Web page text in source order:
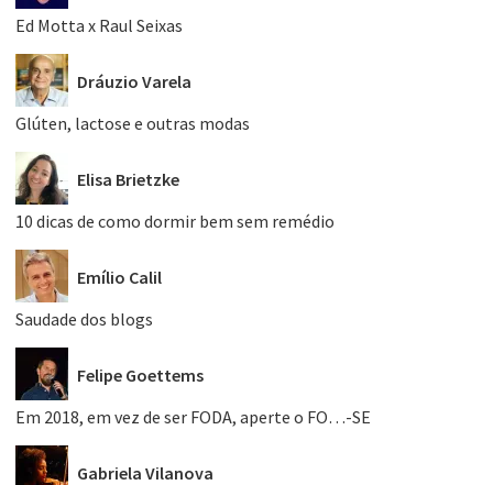
Ed Motta x Raul Seixas
Dráuzio Varela
Glúten, lactose e outras modas
Elisa Brietzke
10 dicas de como dormir bem sem remédio
Emílio Calil
Saudade dos blogs
Felipe Goettems
Em 2018, em vez de ser FODA, aperte o FO…-SE
Gabriela Vilanova